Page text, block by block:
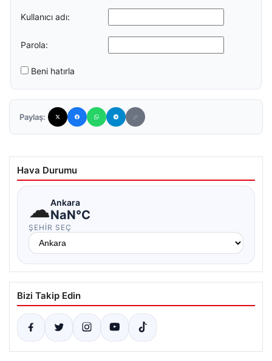
Kullanıcı adı:
Parola:
Beni hatırla
Paylaş:
Hava Durumu
☁Ankara
NaN°C
ŞEHIR SEÇ
Bizi Takip Edin